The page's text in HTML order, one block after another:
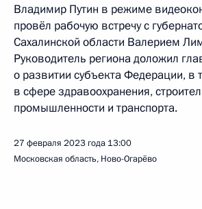
Владимир Путин в режиме
провёл рабочую встречу с
Сахалинской области Валерием
Руководитель региона доложил
о развитии субъекта Федерации, в
в сфере здравоохранения,
промышленности и транспорта.
27 февраля 2023 года 13:00
Московская область, Ново-Огарёво